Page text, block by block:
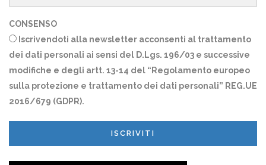
CONSENSO
Iscrivendoti alla newsletter acconsenti al trattamento
dei dati personali ai sensi del D.Lgs. 196/03 e successive
modifiche e degli artt. 13-14 del “Regolamento europeo
sulla protezione e trattamento dei dati personali” REG.UE
2016/679 (GDPR).
ISCRIVITI